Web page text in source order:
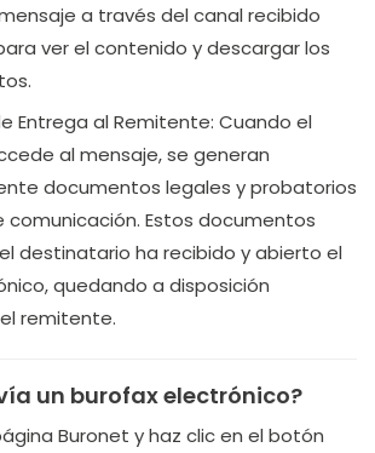
a través del canal recibido
ver el contenido y descargar los
Entrega al Remitente: Cuando el
al mensaje, se generan
documentos legales y probatorios
comunicación. Estos documentos
destinatario ha recibido y abierto el
quedando a disposición
remitente.
un burofax electrónico?
Buronet y haz clic en el botón